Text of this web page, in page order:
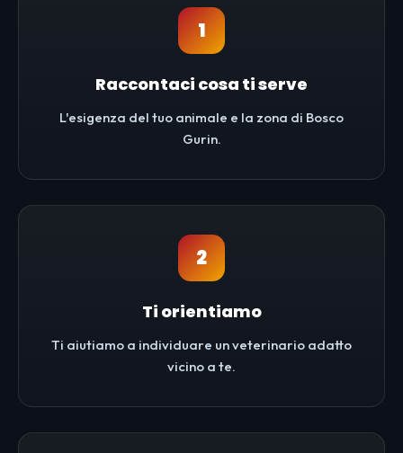
1
Raccontaci cosa ti serve
L'esigenza del tuo animale e la zona di Bosco
Gurin.
2
Ti orientiamo
Ti aiutiamo a individuare un veterinario adatto
vicino a te.